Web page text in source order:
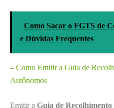
Como Sacar o FGTS de
e Dúvidas Frequentes
– Como Emitir a Guia de
Autônomos
Emitir a Guia de